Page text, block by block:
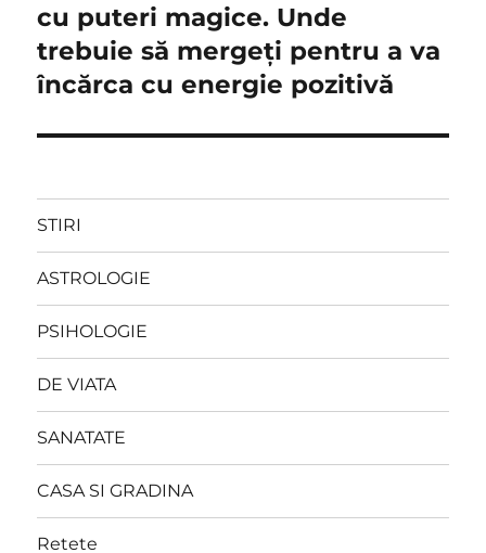
cu puteri magice. Unde
trebuie să mergeţi pentru a va
încărca cu energie pozitivă
STIRI
ASTROLOGIE
PSIHOLOGIE
DE VIATA
SANATATE
CASA SI GRADINA
Retete